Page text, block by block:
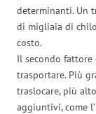
determinanti. Un
di migliaia di
costo.
Il secondo
trasportare. Più
traslocare, più
aggiuntivi, come